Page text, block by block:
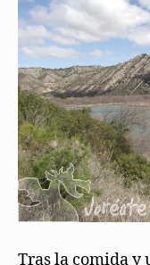
Tras la comida y